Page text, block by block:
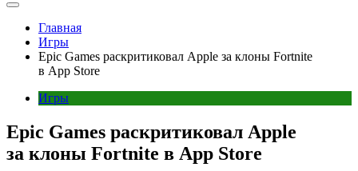
Главная
Игры
Epic Games раскритиковал Apple за клоны Fortnite
в App Store
Игры
Epic Games раскритиковал Apple
за клоны Fortnite в App Store